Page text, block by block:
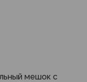
мешок с